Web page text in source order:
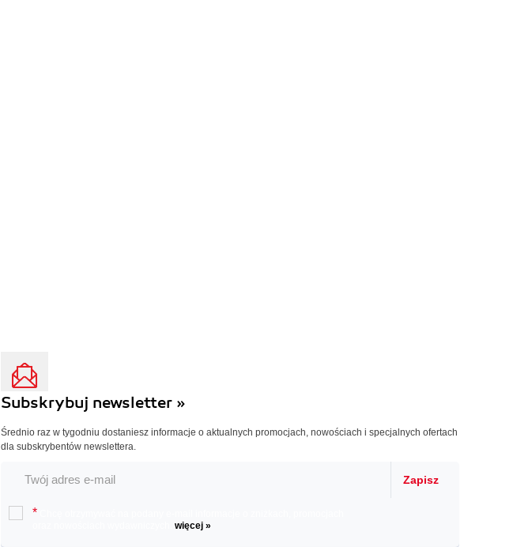
Subskrybuj newsletter »
Średnio raz w tygodniu dostaniesz informacje o aktualnych promocjach, nowościach i specjalnych ofertach
dla subskrybentów newslettera.
Zapisz
*
więcej »